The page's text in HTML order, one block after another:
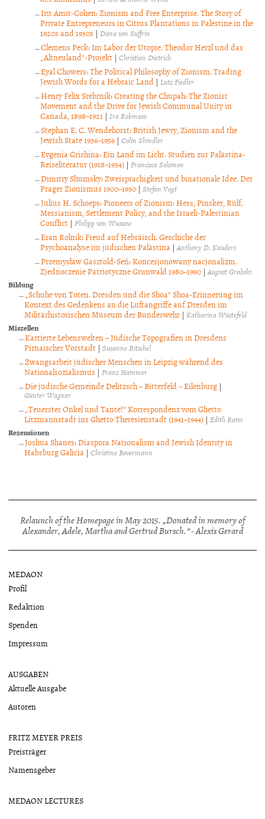
Irit Amit-Cohen: Zionism and Free Enterprise. The Story of
Private Entrepreneurs in Citrus Plantations in Palestine in the
1920s and 1930s | Dana von Suffrin
Clemens Peck: Im Labor der Utopie. Theodor Herzl und das
„Altneuland“-Projekt | Christian Dietrich
Eyal Chowers: The Political Philosophy of Zionism. Trading
Jewish Words for a Hebraic Land | Lutz Fiedler
Henry Felix Srebrnik: Creating the Chupah: The Zionist
Movement and the Drive for Jewish Communal Unity in
Canada, 1898–1921 | Ira Robinson
Stephan E. C. Wendehorst: British Jewry, Zionism and the
Jewish State 1936–1956 | Colin Shindler
Evgenia Grishina: Ein Land im Licht. Studien zur Palästina-
Reiseliteratur (1918–1934) | Francisca Solomon
Dimitry Shumsky: Zweisprachigkeit und binationale Idee. Der
Prager Zionismus 1900–1930 | Stefan Vogt
Julius H. Schoeps: Pioneers of Zionism: Hess, Pinsker, Rülf.
Messianism, Settlement Policy, and the Israeli-Palestinian
Conflict | Philipp von Wussow
Eran Rolnik: Freud auf Hebräisch. Geschiche der
Psychoanalyse im jüdischen Palästina |Anthony D. Kauders
Przemysław Gasztold-Seń: Koncesjonowany nacjonalizm.
Zjednoczenie Patriotyczne Grunwald 1980–1990 |August Grabski
Bildung
„Schuhe von Toten. Dresden und die Shoa“ Shoa-Erinnerung im
Kontext des Gedenkens an die Luftangriffe auf Dresden im
Militärhistorischen Museum der Bundeswehr | Katharina Wüstefeld
Miszellen
Kartierte Lebenswelten – Jüdische Topografien in Dresdens
Pirnaischer Vorstadt | Susanne Ritschel
Zwangsarbeit jüdischer Menschen in Leipzig während des
Nationalsozialismus | Franz Hammer
Die jüdische Gemeinde Delitzsch – Bitterfeld – Eilenburg |
Günter Wagner
„Teuerster Onkel und Tante!“ Korrespondenz vom Ghetto
Litzmannstadt ins Ghetto Theresienstadt (1941–1944) | Edith Raim
Rezensionen
Joshua Shanes: Diaspora Nationalism and Jewish Identity in
Habsburg Galicia | Christine Bovermann
Relaunch of the Homepage in May 2015. „Donated in memory of
Alexander, Adele, Martha and Gertrud Bursch.“ - Alexis Gerard
MEDAON
Profil
Redaktion
Spenden
Impressum
AUSGABEN
Aktuelle Ausgabe
Autoren
FRITZ MEYER PREIS
Preisträger
Namensgeber
MEDAON LECTURES